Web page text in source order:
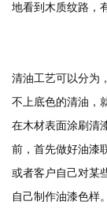
地看到木质纹路，
清油工艺可以分为
不上底色的清油，
在木材表面涂刷清
前，首先做好油漆
或者客户自己对某
自己制作油漆色样。